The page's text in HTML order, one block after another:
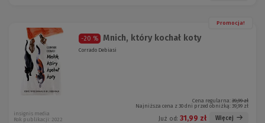
Promocja!
-20 % Mnich, który kochał koty
Corrado Debiasi
Cena regularna: 39,99 zł
Najniższa cena z 30 dni przed obniżką: 39,99 zł
Już od: 31,99 zł Więcej
insignis media
Rok publikacji: 2022